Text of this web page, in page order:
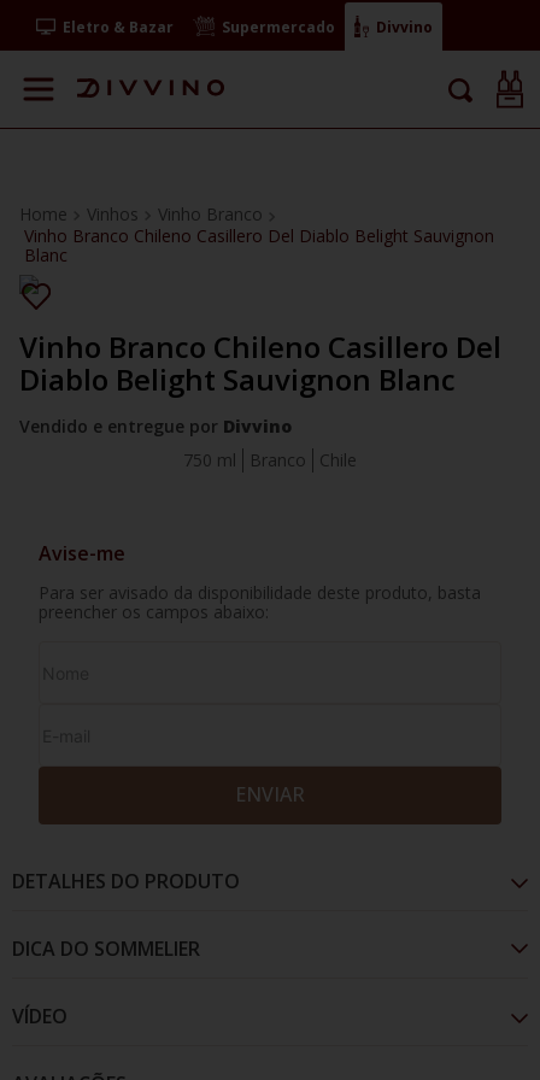
Eletro & Bazar Supermercado Divvino
Vinhos
Vinho Branco
Vinho Branco Chileno Casillero Del Diablo Belight Sauvignon
Blanc
Vinho Branco Chileno Casillero Del
Diablo Belight Sauvignon Blanc
Vendido e entregue por Divvino
Branco
Chile
750 ml
Avise-me
Para ser avisado da disponibilidade deste produto, basta
preencher os campos abaixo:
ENVIAR
DETALHES DO PRODUTO
Um vinho leve e fresco com apenas 56 calorias por
VÍDEO